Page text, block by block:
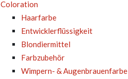
Coloration
Haarfarbe
Entwicklerflüssigkeit
Blondiermittel
Farbzubehör
Wimpern- & Augenbrauenfarbe